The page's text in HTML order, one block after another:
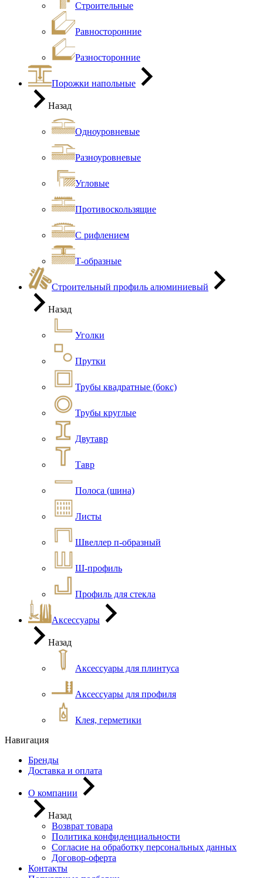
Строительные
Равносторонние
Разносторонние
Порожки напольные
Назад
Одноуровневые
Разноуровневые
Угловые
Противоскользящие
С рифлением
Т-образные
Строительный профиль алюминиевый
Назад
Уголки
Прутки
Трубы квадратные (бокс)
Трубы круглые
Двутавр
Тавр
Полоса (шина)
Листы
Швеллер п-образный
Ш-профиль
Профиль для стекла
Аксессуары
Назад
Аксессуары для плинтуса
Аксессуары для профиля
Клея, герметики
Навигация
Бренды
Доставка и оплата
О компании
Назад
Возврат товара
Политика конфиденциальности
Согласие на обработку персональных данных
Договор-оферта
Контакты